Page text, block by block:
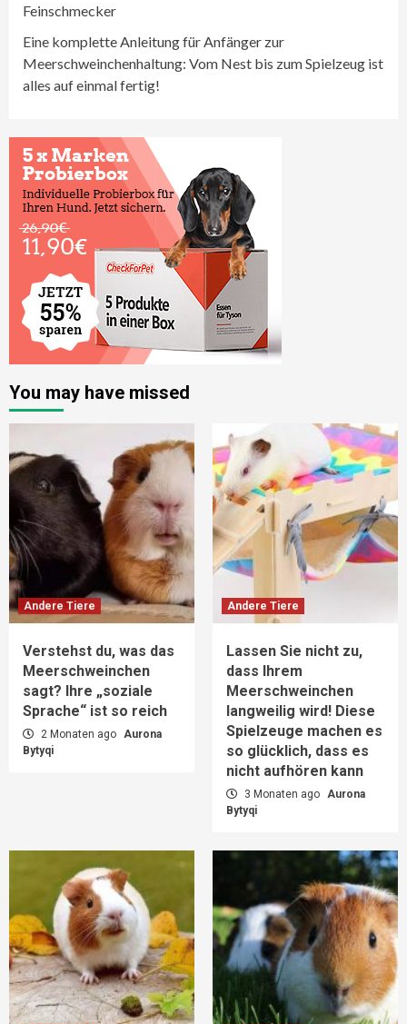
Feinschmecker
Eine komplette Anleitung für Anfänger zur
Meerschweinchenhaltung: Vom Nest bis zum Spielzeug ist
alles auf einmal fertig!
You may have missed
Andere Tiere
Verstehst du, was das
Meerschweinchen
sagt? Ihre „soziale
Sprache“ ist so reich
2 Monaten ago Aurona
Bytyqi
Andere Tiere
Lassen Sie nicht zu,
dass Ihrem
Meerschweinchen
langweilig wird! Diese
Spielzeuge machen es
so glücklich, dass es
nicht aufhören kann
3 Monaten ago Aurona
Bytyqi